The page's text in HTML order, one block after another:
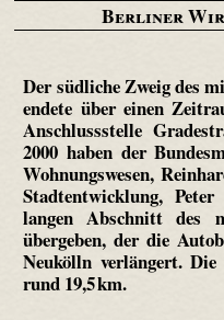
Berliner
Der südliche Zweig des
endete über einen
Anschlussstelle
2000 haben der
Wohnungswesen,
Stadtentwicklung,
langen Abschnitt des
übergeben, der die
Neukölln verlängert.
rund 19,5 km.